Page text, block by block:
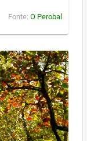
Fonte: O Perobal